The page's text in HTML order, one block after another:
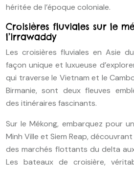
héritée de l’époque coloniale.
Croisières fluviales sur le
l’irrawaddy
Les croisières fluviales en Asie
façon unique et luxueuse
qui traverse le Vietnam et le
Birmanie, sont deux fleuves
des itinéraires fascinants.
Sur le Mékong, embarquez pour
Minh Ville et Siem Reap,
des marchés flottants du delta
Les bateaux de croisière,